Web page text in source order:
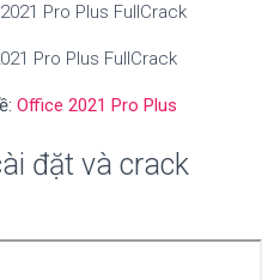
Pro Plus FullCrack
Office 2021 Pro Plus
đặt và crack